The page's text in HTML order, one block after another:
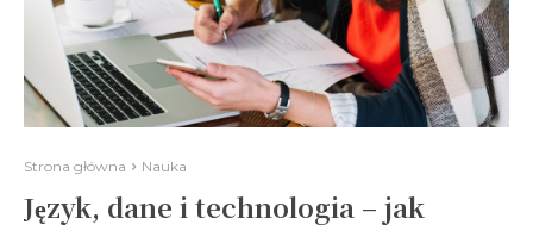
Strona główna Nauka
Język, dane i technologia – jak